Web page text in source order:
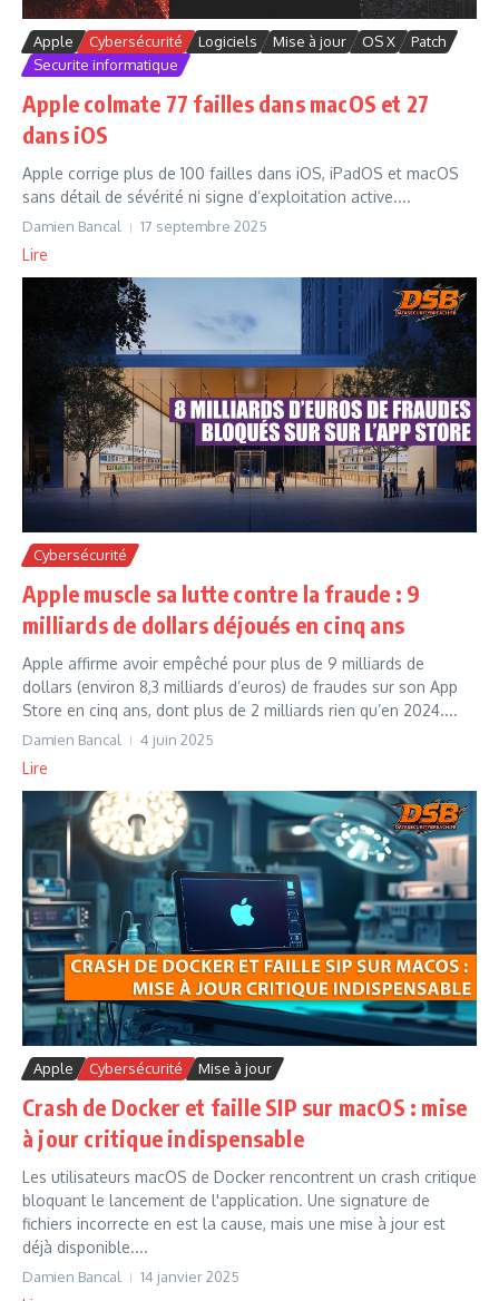
Apple Cybersécurité Logiciels Mise à jour OS X
Patch
Securite informatique
Apple colmate 77 failles dans macOS et 27
dans iOS
Apple corrige plus de 100 failles dans iOS, iPadOS et macOS
sans détail de sévérité ni signe d’exploitation active....
Damien Bancal 17 septembre 2025
Lire
Cybersécurité
Apple muscle sa lutte contre la fraude : 9
milliards de dollars déjoués en cinq ans
Apple affirme avoir empêché pour plus de 9 milliards de
dollars (environ 8,3 milliards d’euros) de fraudes sur son App
Store en cinq ans, dont plus de 2 milliards rien qu’en 2024....
Damien Bancal 4 juin 2025
Lire
Apple Cybersécurité Mise à jour
Crash de Docker et faille SIP sur macOS : mise
à jour critique indispensable
Les utilisateurs macOS de Docker rencontrent un crash critique
bloquant le lancement de l'application. Une signature de
fichiers incorrecte en est la cause, mais une mise à jour est
déjà disponible....
Damien Bancal 14 janvier 2025